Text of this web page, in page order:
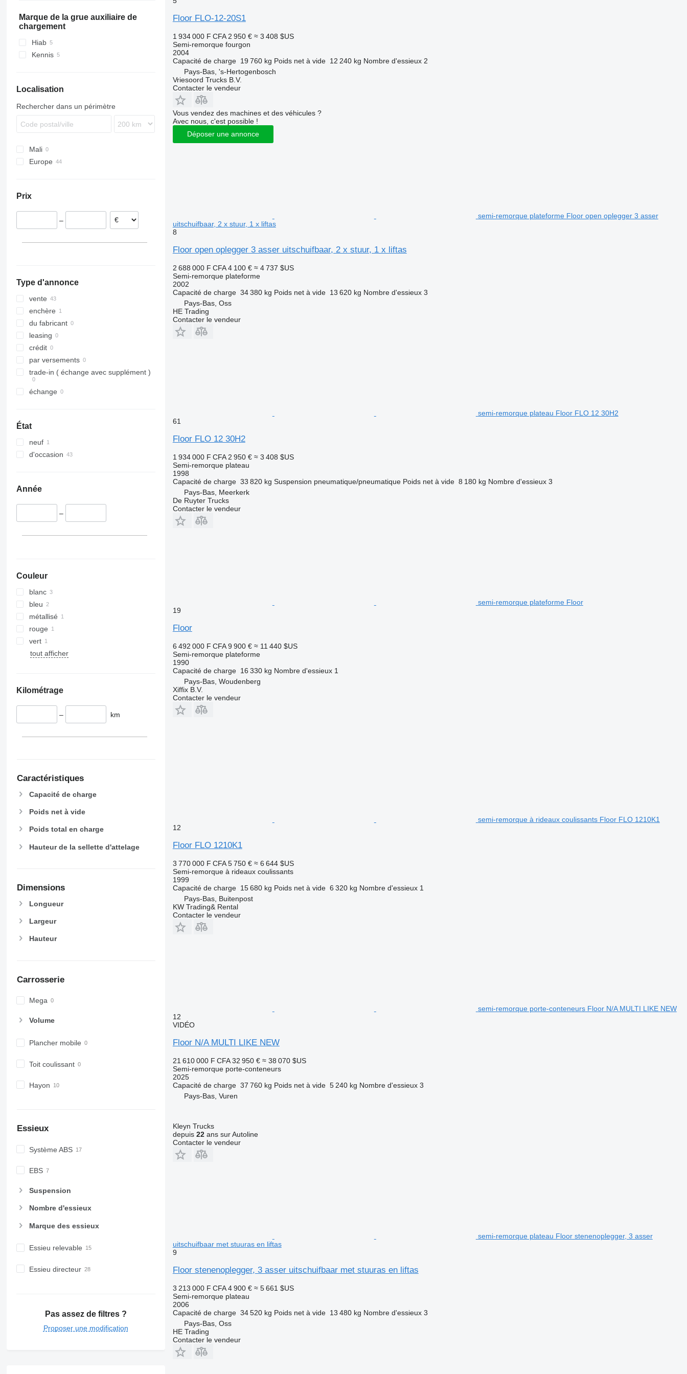
TKS
ZVKA
SGF
SKI
SKO
SPR
Marque de la grue auxiliaire de
chargement
Hiab
Kennis
Localisation
Rechercher dans un périmètre
Mali
Europe
Italie
Allemagne
Prix
–
Type d'annonce
vente
enchère
du fabricant
leasing
crédit
par versements
trade-in ( échange avec supplément )
échange
État
neuf
d'occasion
Année
–
Couleur
blanc
bleu
métallisé
rouge
vert
tout afficher
Kilométrage
– km
Caractéristiques
Capacité de charge
Poids net à vide
Poids total en charge
Hauteur de la sellette d'attelage
Dimensions
Longueur
Largeur
Hauteur
Carrosserie
Mega
Volume
Plancher mobile
Toit coulissant
Hayon
Essieux
Système ABS
EBS
Suspension
Nombre d'essieux
Marque des essieux
Essieu relevable
Essieu directeur
Pas assez de filtres ?
Proposer une modification
Floor FLO-12-20S1
1 934 000 F CFA 2 950 € ≈ 3 408 $US
Semi-remorque fourgon
2004
Capacité de charge 19 760 kg Poids net à vide 12 240 kg Nombre d'essieux 2
Pays-Bas, 's-Hertogenbosch
Vriesoord Trucks B.V.
Contacter le vendeur
Vous vendez des machines et des véhicules ?
Avec nous, c'est possible !
Déposer une annonce
semi-remorque plateforme Floor open oplegger 3 asser
uitschuifbaar, 2 x stuur, 1 x liftas
8
Floor open oplegger 3 asser uitschuifbaar, 2 x stuur, 1 x liftas
2 688 000 F CFA 4 100 € ≈ 4 737 $US
Semi-remorque plateforme
2002
Capacité de charge 34 380 kg Poids net à vide 13 620 kg Nombre d'essieux 3
Pays-Bas, Oss
HE Trading
Contacter le vendeur
semi-remorque plateau Floor FLO 12 30H2
61
Floor FLO 12 30H2
1 934 000 F CFA 2 950 € ≈ 3 408 $US
Semi-remorque plateau
1998
Capacité de charge 33 820 kg Suspension pneumatique/pneumatique Poids net à vide 8 180 kg Nombre d'essieux 3
Pays-Bas, Meerkerk
De Ruyter Trucks
Contacter le vendeur
semi-remorque plateforme Floor
19
Floor
6 492 000 F CFA 9 900 € ≈ 11 440 $US
Semi-remorque plateforme
1990
Capacité de charge 16 330 kg Nombre d'essieux 1
Pays-Bas, Woudenberg
Xiffix B.V.
Contacter le vendeur
semi-remorque à rideaux coulissants Floor FLO 1210K1
12
Floor FLO 1210K1
3 770 000 F CFA 5 750 € ≈ 6 644 $US
Semi-remorque à rideaux coulissants
1999
Capacité de charge 15 680 kg Poids net à vide 6 320 kg Nombre d'essieux 1
Pays-Bas, Buitenpost
KW Trading& Rental
Contacter le vendeur
semi-remorque porte-conteneurs Floor N/A MULTI LIKE NEW
12
VIDÉO
Floor N/A MULTI LIKE NEW
21 610 000 F CFA 32 950 € ≈ 38 070 $US
Semi-remorque porte-conteneurs
2025
Capacité de charge 37 760 kg Poids net à vide 5 240 kg Nombre d'essieux 3
Pays-Bas, Vuren
Kleyn Trucks
depuis 22ans sur Autoline
Contacter le vendeur
semi-remorque plateau Floor stenenoplegger, 3 asser
uitschuifbaar met stuuras en liftas
9
Floor stenenoplegger, 3 asser uitschuifbaar met stuuras en liftas
3 213 000 F CFA 4 900 € ≈ 5 661 $US
Semi-remorque plateau
2006
Capacité de charge 34 520 kg Poids net à vide 13 480 kg Nombre d'essieux 3
Pays-Bas, Oss
HE Trading
Contacter le vendeur